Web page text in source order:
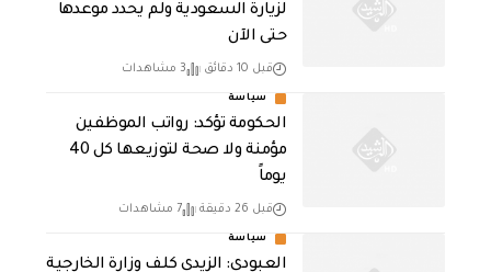
لزيارة السعودية ولم يحدد موعدها
حتى الآن
قبل 10 دقائق 3 مشاهدات
سياسة
الحكومة تؤكد: رواتب الموظفين
مؤمنة ولا صحة لتوزيعها كل 40
يوماً
قبل 26 دقيقة 7 مشاهدات
سياسة
العبودي: الزيدي كلف وزارة الخارجية